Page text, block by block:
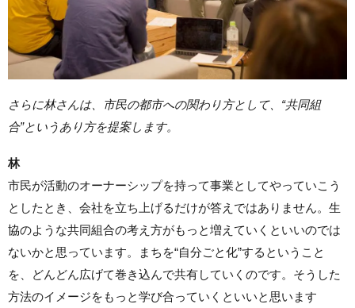
さらに林さんは、市民の都市への関わり方として、“共同組
合”というあり方を提案します。
林
市民が活動のオーナーシップを持って事業としてやっていこう
としたとき、会社を立ち上げるだけが答えではありません。生
協のような共同組合の考え方がもっと増えていくといいのでは
ないかと思っています。まちを“自分ごと化”するということ
を、どんどん広げて巻き込んで共有していくのです。そうした
方法のイメージをもっと学び合っていくといいと思います